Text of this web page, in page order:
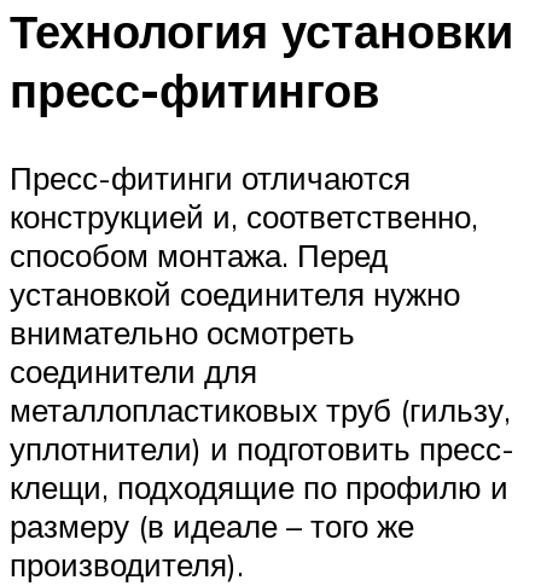
Технология установки
пресс-фитингов
Пресс-фитинги отличаются
конструкцией и, соответственно,
способом монтажа. Перед
установкой соединителя нужно
внимательно осмотреть
соединители для
металлопластиковых труб (гильзу,
уплотнители) и подготовить пресс-
клещи, подходящие по профилю и
размеру (в идеале – того же
производителя).